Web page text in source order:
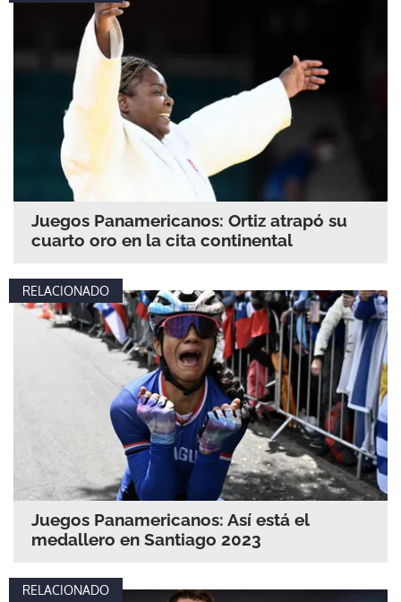
Juegos Panamericanos: Ortiz atrapó su
cuarto oro en la cita continental
RELACIONADO
Juegos Panamericanos: Así está el
medallero en Santiago 2023
RELACIONADO